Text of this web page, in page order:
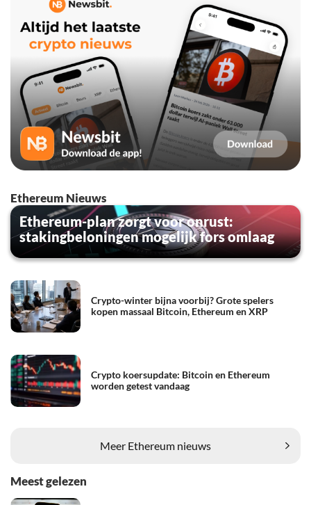
Ethereum Nieuws
Ethereum-plan zorgt voor onrust:
stakingbeloningen mogelijk fors omlaag
Crypto-winter bijna voorbij? Grote spelers
kopen massaal Bitcoin, Ethereum en XRP
Crypto koersupdate: Bitcoin en Ethereum
worden getest vandaag
Meer Ethereum nieuws
Meest gelezen